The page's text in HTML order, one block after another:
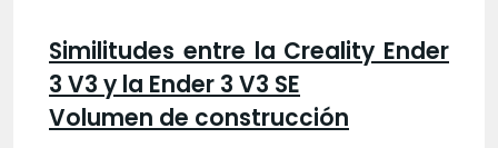
Similitudes entre la Creality Ender
3 V3 y la Ender 3 V3 SE
Volumen de construcción